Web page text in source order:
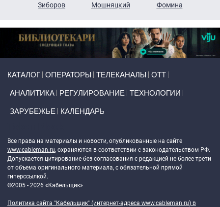
Зиборов
Мошняцкий
Фомина
КАТАЛОГ ОПЕРАТОРЫ ТЕЛЕКАНАЛЫ ОТТ
АНАЛИТИКА РЕГУЛИРОВАНИЕ ТЕХНОЛОГИИ
ЗАРУБЕЖЬЕ КАЛЕНДАРЬ
Все права на материалы и новости, опубликованные на сайте
www.cableman.ru, охраняются в соответствии с законодательством РФ.
Допускается цитирование без согласования с редакцией не более трети
от объема оригинального материала, с обязательной прямой
гиперссылкой.
©2005 - 2026 «Кабельщик»
Политика сайта "Кабельщик" (интернет-адреса www.cableman.ru) в